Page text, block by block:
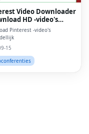
Video Downloader
HD -video's
Pinterest -video's
15